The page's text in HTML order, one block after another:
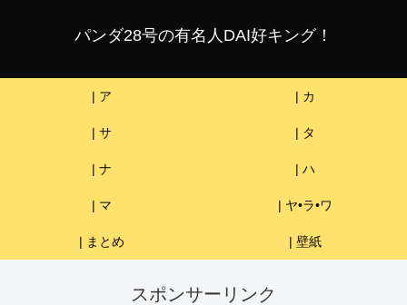
パンダ28号の有名人DAI好キング！
| ア | カ
| サ | タ
| ナ | ハ
| マ | ヤ•ラ•ワ
| まとめ | 壁紙
スポンサーリンク